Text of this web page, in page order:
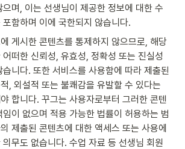
으며, 이는 선생님이 제공한 정보에 대한 수
함하며 이에 국한되지 않습니다.
게시한 콘텐츠를 통제하지 않으므로, 해당
떠한 신뢰성, 유효성, 정확성 또는 진실성
니다. 또한 서비스를 사용함에 따라 제출된
, 외설적 또는 불쾌감을 유발할 수 있다는
합니다. 꾸그는 사용자로부터 그러한 콘텐
이 없으며 적용 가능한 법률이 허용하는 범
제출된 콘텐츠에 대한 액세스 또는 사용에
의무도 없습니다. 수업 자료 등 선생님 회원